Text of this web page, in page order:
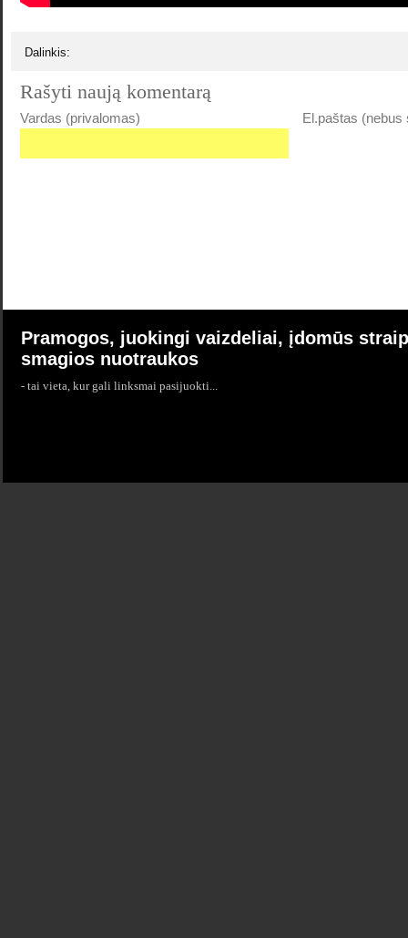
Dalinkis:
Rašyti naują komentarą
Vardas (privalomas) El.paštas
Pramogos, juokingi vaizdeliai, įdomūs
smagios nuotraukos
- tai vieta, kur gali linksmai pasijuokti...